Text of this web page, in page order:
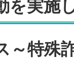
を実施
～特殊